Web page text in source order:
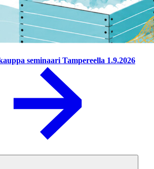
seminaari Tampereella 1.9.2026